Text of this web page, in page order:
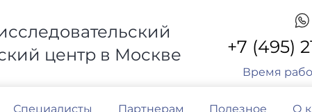
центр в Москве
+7 (495)
Время
Специалисты Партнерам Полезное О